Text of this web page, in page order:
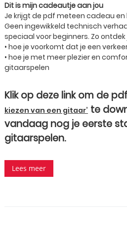
Dit is mijn cadeautje aan jou
Je krijgt de pdf meteen cadeau
Geen ingewikkeld technisch
speciaal voor beginners. Zo ontdek
• hoe je voorkomt dat je een
• hoe je met meer plezier en
gitaarspelen
Klik op deze link om de
kiezen van een gitaar’ te
vandaag nog je eerste
gitaarspelen.
Lees meer